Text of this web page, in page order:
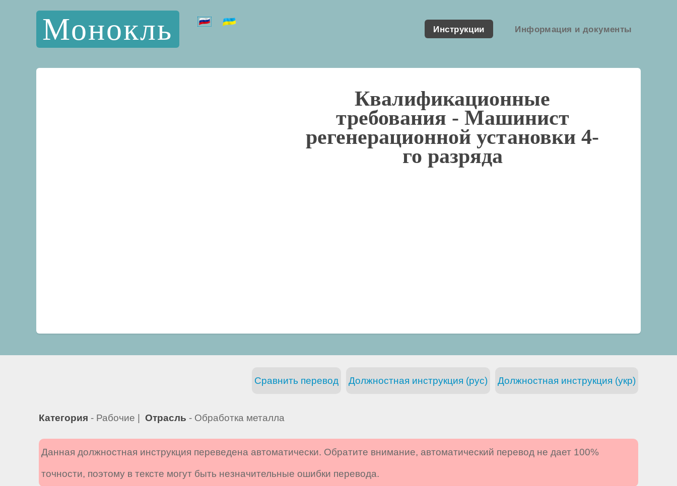
Монокль Инструкции Информация и документы
Квалификационные
требования - Машинист
регенерационной установки 4-
го разряда
Должностная инструкция (укр)
Должностная инструкция (рус)
Сравнить перевод
Категория - Рабочие | Отрасль - Обработка металла
Данная должностная инструкция переведена автоматически. Обратите внимание, автоматический перевод не дает 100%
точности, поэтому в тексте могут быть незначительные ошибки перевода.